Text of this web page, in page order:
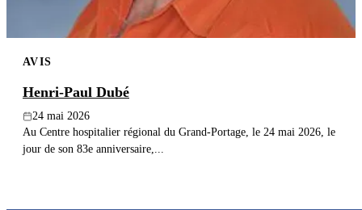
AVIS
Henri-Paul Dubé
24 mai 2026
Au Centre hospitalier régional du Grand-Portage, le 24 mai 2026, le
jour de son 83e anniversaire,...